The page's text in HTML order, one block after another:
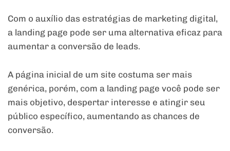
Com o auxílio das estratégias de marketing digital,
a landing page pode ser uma alternativa eficaz para
aumentar a conversão de leads.
A página inicial de um site costuma ser mais
genérica, porém, com a landing page você pode ser
mais objetivo, despertar interesse e atingir seu
público específico, aumentando as chances de
conversão.